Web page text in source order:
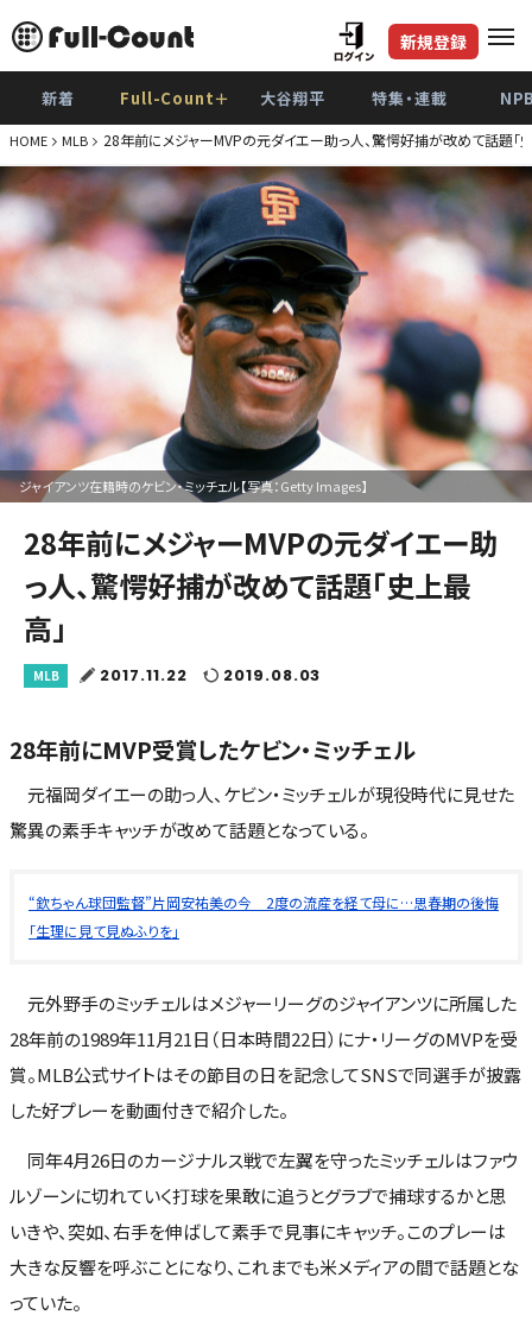
新規登録
新着 Full-Count＋ 大谷翔平 特集・連載
HOME MLB 28年前にメジャーMVPの元ダイエー助っ人、驚愕好捕が改めて話題「
ジャイアンツ在籍時のケビン・ミッチェル【写真：Getty Images】
28年前にメジャーMVPの元ダイエー助
っ人、驚愕好捕が改めて話題「史上最
高」
MLB 2017.11.22 2019.08.03
28年前にMVP受賞したケビン・ミッチェル
元福岡ダイエーの助っ人、ケビン・ミッチェルが現役時代に見せた
驚異の素手キャッチが改めて話題となっている。
“欽ちゃん球団監督”片岡安祐美の今 2度の流産を経て母に…思春期の後悔
「生理に見て見ぬふりを」
元外野手のミッチェルはメジャーリーグのジャイアンツに所属した
28年前の1989年11月21日（日本時間22日）にナ・リーグのMVPを受
賞。MLB公式サイトはその節目の日を記念してSNSで同選手が披露
した好プレーを動画付きで紹介した。
同年4月26日のカージナルス戦で左翼を守ったミッチェルはファウ
ルゾーンに切れていく打球を果敢に追うとグラブで捕球するかと思
いきや、突如、右手を伸ばして素手で見事にキャッチ。このプレーは
大きな反響を呼ぶことになり、これまでも米メディアの間で話題とな
っていた。